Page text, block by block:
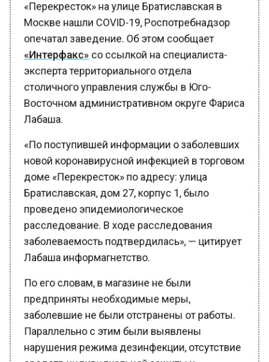
Москве нашли COVID-19, Роспотребнадзор
опечатал заведение. Об этом сообщает
«Интерфакс»со ссылкой на специалиста-
эксперта территориального отдела
столичного управления службы в Юго-
Восточном административном округе Фариса
Лабаша.
новой коронавирусной инфекцией в торговом
доме «Перекресток» по адресу: улица
Братиславская, дом 27, корпус 1, было
проведено эпидемиологическое
расследование. В ходе расследования
заболеваемость подтвердилась», — цитирует
Лабаша информагнетство.
По его словам, в магазине не были
предприняты необходимые меры,
заболевшие не были отстранены от работы.
Параллельно с этим были выявлены
нарушения режима дезинфекции, отсутствие